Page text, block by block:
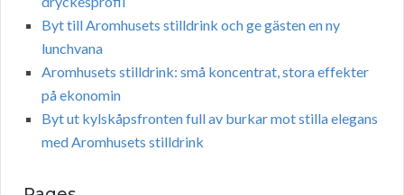
Byt till Aromhusets stilldrink och ge gästen en ny
lunchvana
Aromhusets stilldrink: små koncentrat, stora effekter
på ekonomin
Byt ut kylskåpsfronten full av burkar mot stilla elegans
med Aromhusets stilldrink